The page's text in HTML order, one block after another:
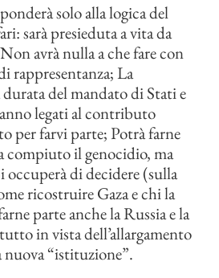
solo alla logica del
sarà presieduta a vita da
avrà nulla a che fare con
rappresentanza; La
del mandato di Stati e
legati al contributo
per farvi parte; Potrà farne
compiuto il genocidio, ma
occuperà di decidere (sulla
ricostruire Gaza e chi la
parte anche la Russia e la
in vista dell’allargamento
“istituzione”.